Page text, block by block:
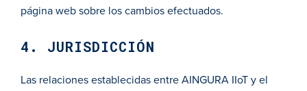
página web sobre los cambios efectuados.
4. JURISDICCIÓN
Las relaciones establecidas entre AINGURA IIoT y el